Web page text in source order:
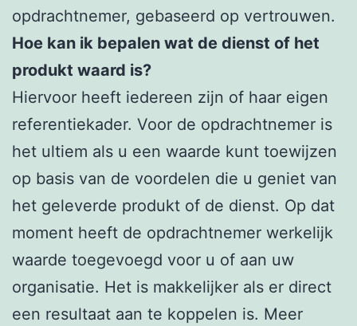
opdrachtnemer, gebaseerd op vertrouwen.
Hoe kan ik bepalen wat de dienst of het
produkt waard is?
Hiervoor heeft iedereen zijn of haar eigen
referentiekader. Voor de opdrachtnemer is
het ultiem als u een waarde kunt toewijzen
op basis van de voordelen die u geniet van
het geleverde produkt of de dienst. Op dat
moment heeft de opdrachtnemer werkelijk
waarde toegevoegd voor u of aan uw
organisatie. Het is makkelijker als er direct
een resultaat aan te koppelen is. Meer